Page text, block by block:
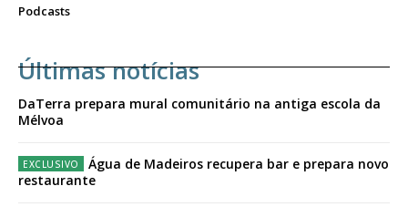
Podcasts
Últimas notícias
DaTerra prepara mural comunitário na antiga escola da
Mélvoa
Água de Madeiros recupera bar e prepara novo
restaurante